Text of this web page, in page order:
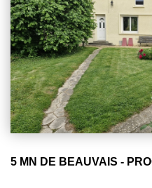
5 MN DE BEAUVAIS -